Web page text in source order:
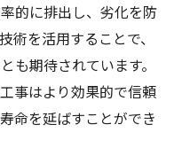
的に排出し、劣化を防
術を活用することで、
も期待されています。
事はより効果的で信頼
命を延ばすことができ